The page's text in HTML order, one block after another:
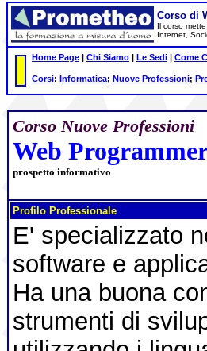
Corso di
Il corso
Internet,
Home Page | Chi Siamo | Le Sedi | Come
Corsi: Informatica; Nuove Professioni;
Corso Nuove Professioni
Web
prospetto informativo
Profilo Professionale
E' specializzato
software e
Ha una buona
strumenti di